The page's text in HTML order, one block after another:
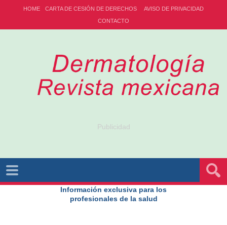
HOME CARTA DE CESIÓN DE DERECHOS
AVISO DE PRIVACIDAD
CONTACTO
Publicidad
Información exclusiva para los
profesionales de la salud